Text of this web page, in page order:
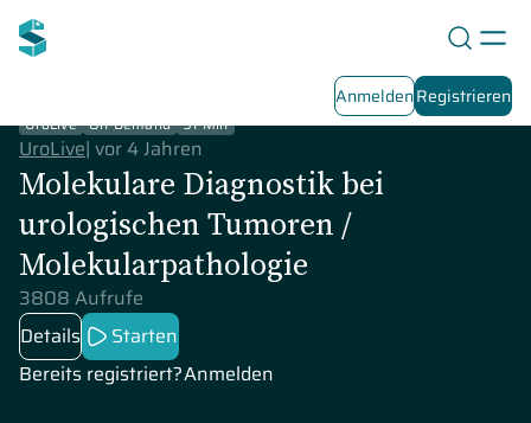
AnmeldenRegistrieren
UroLive On-Demand 91 Min
UroLive| vor 4 Jahren
Molekulare Diagnostik bei
urologischen Tumoren /
Molekularpathologie
3808 Aufrufe
Details
Starten
Bereits registriert?Anmelden